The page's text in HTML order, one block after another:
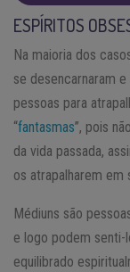
ESPÍRITOS
Na maioria dos
se desencarnaram
pessoas para
“fantasmas”, pois
da vida passada,
os atrapalharem em
Médiuns são
e logo podem senti-
equilibrado